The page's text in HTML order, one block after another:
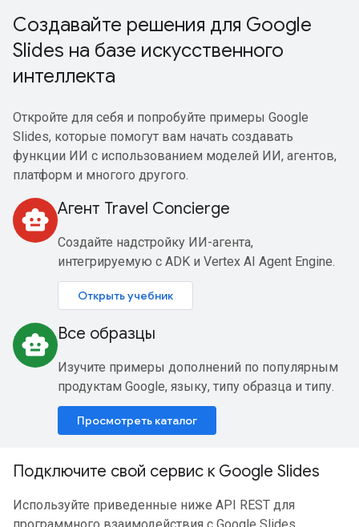
Создавайте решения для Google
Slides на базе искусственного
интеллекта
Откройте для себя и попробуйте примеры Google
Slides, которые помогут вам начать создавать
функции ИИ с использованием моделей ИИ, агентов,
платформ и многого другого.
smart_toy Агент Travel Concierge
Создайте надстройку ИИ-агента,
интегрируемую с ADK и Vertex AI Agent Engine.
Открыть учебник
smart_toy Все образцы
Изучите примеры дополнений по популярным
продуктам Google, языку, типу образца и типу.
Просмотреть каталог
Подключите свой сервис к Google Slides
Используйте приведенные ниже API REST для
программного взаимодействия с Google Slides.